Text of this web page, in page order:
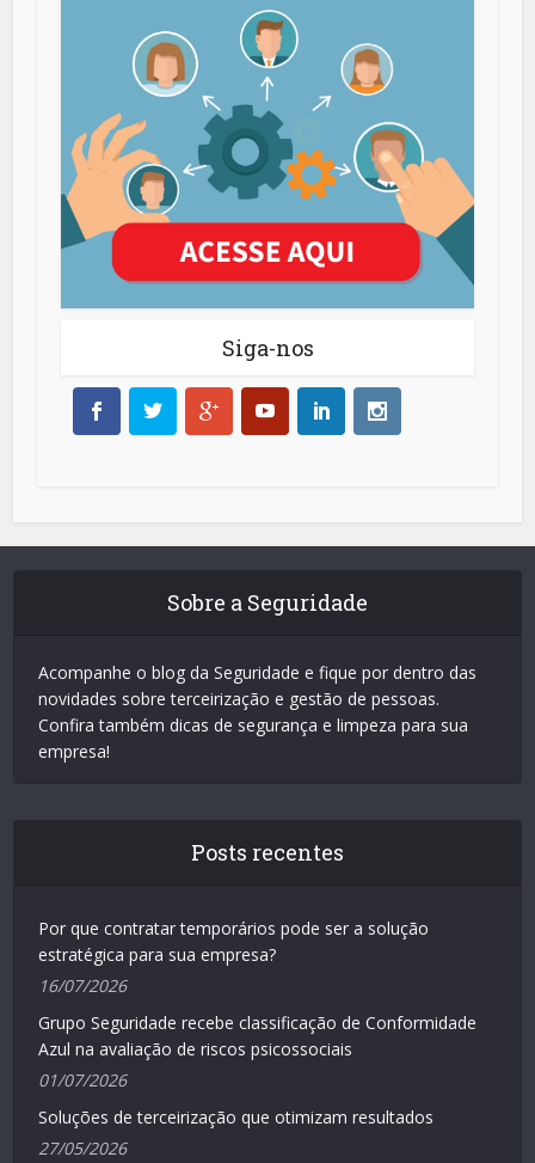
Siga-nos
Sobre a Seguridade
Acompanhe o blog da Seguridade e fique por dentro das
novidades sobre terceirização e gestão de pessoas.
Confira também dicas de segurança e limpeza para sua
empresa!
Posts recentes
Por que contratar temporários pode ser a solução
estratégica para sua empresa?
16/07/2026
Grupo Seguridade recebe classificação de Conformidade
Azul na avaliação de riscos psicossociais
01/07/2026
Soluções de terceirização que otimizam resultados
27/05/2026